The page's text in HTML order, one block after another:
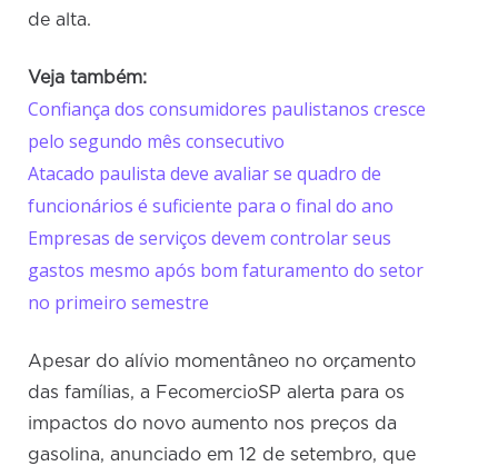
de alta.
Veja também:
Confiança dos consumidores paulistanos cresce
pelo segundo mês consecutivo
Atacado paulista deve avaliar se quadro de
funcionários é suficiente para o final do ano
Empresas de serviços devem controlar seus
gastos mesmo após bom faturamento do setor
no primeiro semestre
Apesar do alívio momentâneo no orçamento
das famílias, a FecomercioSP alerta para os
impactos do novo aumento nos preços da
gasolina, anunciado em 12 de setembro, que